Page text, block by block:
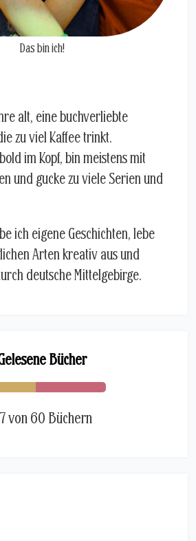
Das bin ich!
alt, eine buchverliebte
zu viel Kaffee trinkt.
im Kopf, bin meistens mit
und gucke zu viele Serien und
ich eigene Geschichten, lebe
Arten kreativ aus und
deutsche Mittelgebirge.
Bücher
von 60 Büchern